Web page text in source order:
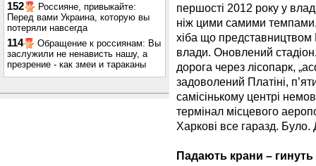
152
Россияне, привыкайте:
Перед вами Украина, которую вы
потеряли навсегда
114
Обращение к россиянам: Вы
заслужили не ненависть нашу, а
презрение - как змеи и тараканы
першості 2012 року у
ніж цими самими
хіба що представництвом
влади. Оновлений
дорога через лісопарк,
задоволений Платіні,
самісінькому центрі
термінал місцевого
Харкові все гаразд.
Падають крани –